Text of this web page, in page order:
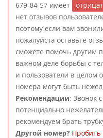
679-84-57 имеет
нет отзывов
поэтому если вам
пожалуйста оставьте
сможете помочь другим
важном деле борьбы с
и пользователи в целом
номера могут быть
Рекомендации: Звонок
потенциально
рекомендуем брать
Другой номер? Пробить